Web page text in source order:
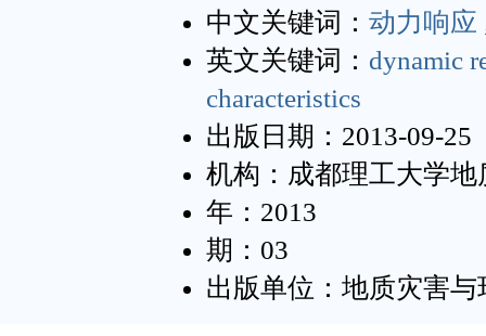
中文关键词： 动力响应
英文关键词： dynamic
characteristics
出版日期：2013-09-25
机构：成都理工大学
年：2013
期：03
出版单位：地质灾害与